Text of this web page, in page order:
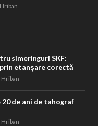
simeringuri SKF:
etanșare corectă
de ani de tahograf